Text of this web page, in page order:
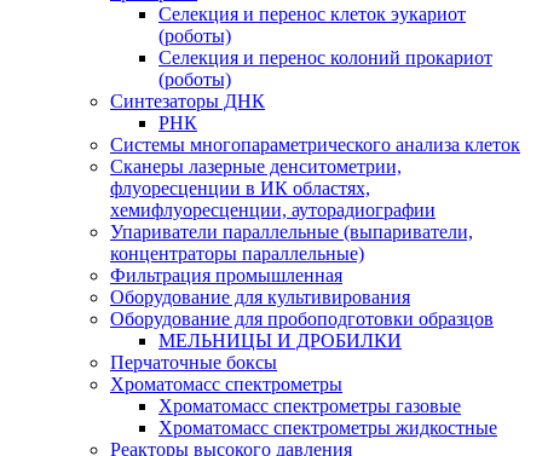
Селекция и перенос клеток эукариот
(роботы)
Селекция и перенос колоний прокариот
(роботы)
Синтезаторы ДНК
РНК
Системы многопараметрического анализа клеток
Сканеры лазерные денситометрии,
флуоресценции в ИК областях,
хемифлуоресценции, ауторадиографии
Упариватели параллельные (выпариватели,
концентраторы параллельные)
Фильтрация промышленная
Оборудование для культивирования
Оборудование для пробоподготовки образцов
МЕЛЬНИЦЫ И ДРОБИЛКИ
Перчаточные боксы
Хроматомасс спектрометры
Хроматомасс спектрометры газовые
Хроматомасс спектрометры жидкостные
Реакторы высокого давления